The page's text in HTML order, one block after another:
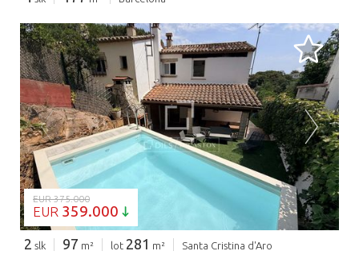
BEZIG MET LADEN...
EUR 375.000
EUR 359.000
2 slk 97 m² lot 281 m² Santa Cristina d'Aro